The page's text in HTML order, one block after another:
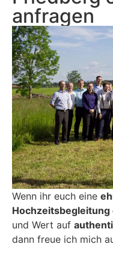
anfragen
Wenn ihr euch eine
und Wert auf
dann freue ich mich